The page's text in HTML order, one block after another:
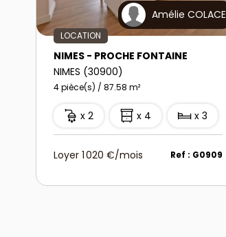
Amélie COLACE
LOCATION
NIMES - PROCHE FONTAINE
NIMES (30900)
4 pièce(s) / 87.58 m²
x 2 x 4 x 3
Loyer 1 020 €/mois Ref : G0909